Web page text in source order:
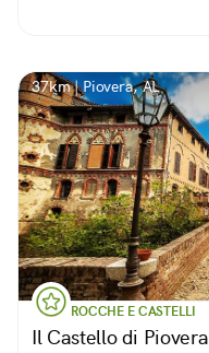
37km | Piovera, AL
ROCCHE E CASTELLI
Il Castello di Piovera